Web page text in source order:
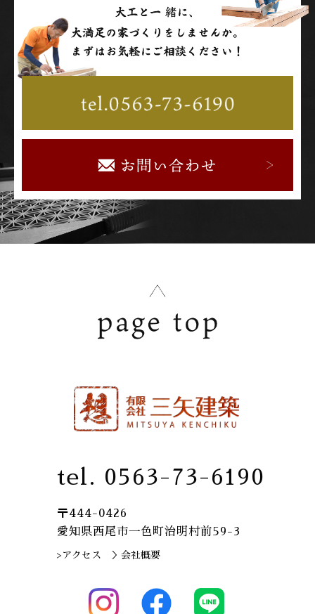
tel. 0563-73-6190
〒444-0426
愛知県西尾市一色町治明村前59-3
>アクセス ＞会社概要